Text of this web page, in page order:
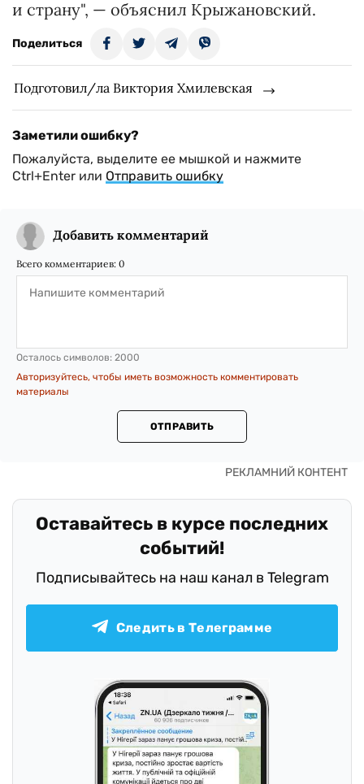
и страну", — объяснил Крыжановский.
Поделиться
Подготовил/ла Виктория Хмилевская
Заметили ошибку?
Пожалуйста, выделите ее мышкой и нажмите
Ctrl+Enter или Отправить ошибку
Добавить комментарий
Всего комментариев: 0
Осталось символов: 2000
Авторизуйтесь, чтобы иметь возможность комментировать
материалы
ОТПРАВИТЬ
Оставайтесь в курсе последних
событий!
Подписывайтесь на наш канал в Telegram
Следить в Телеграмме